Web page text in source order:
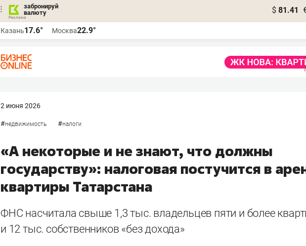
забронируй
валюту
$ 81.41
Казань17.6° Москва22.9°
2 июня 2026
#недвижимость #налоги
«А некоторые и не знают, что должны
государству»: налоговая постучится в
квартиры Татарстана
ФНС насчитала свыше 1,3 тыс. владельцев пяти и более
и 12 тыс. собственников «без дохода»